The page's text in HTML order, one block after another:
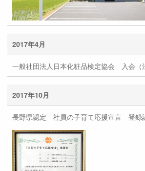
2017年4月
一般社団法人日本化粧品検定協会 入会（
2017年10月
長野県認定 社員の子育て応援宣言 登録